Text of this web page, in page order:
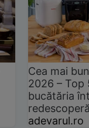
Cea mai
2026 –
bucătăria
adevarul.ro